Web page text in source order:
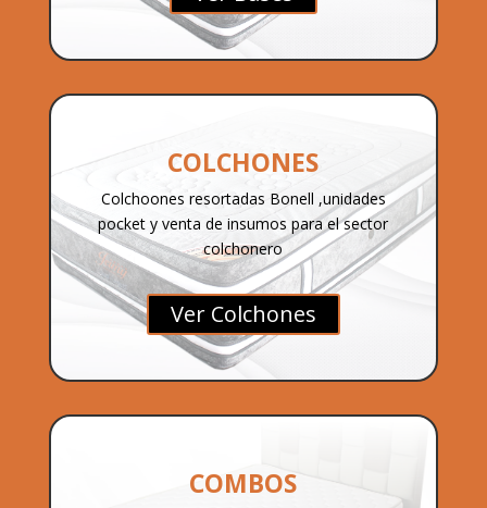
COLCHONES
Colchoones resortadas Bonell ,unidades
pocket y venta de insumos para el sector
colchonero
Ver Colchones
COMBOS